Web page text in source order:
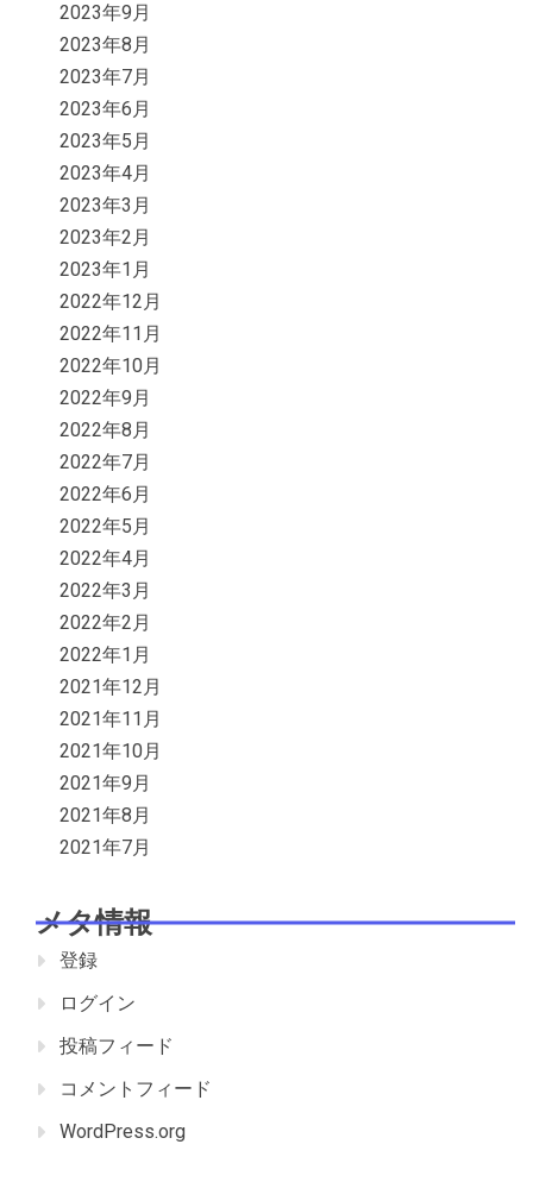
2023年9月
2023年8月
2023年7月
2023年6月
2023年5月
2023年4月
2023年3月
2023年2月
2023年1月
2022年12月
2022年11月
2022年10月
2022年9月
2022年8月
2022年7月
2022年6月
2022年5月
2022年4月
2022年3月
2022年2月
2022年1月
2021年12月
2021年11月
2021年10月
2021年9月
2021年8月
2021年7月
メタ情報
登録
ログイン
投稿フィード
コメントフィード
WordPress.org